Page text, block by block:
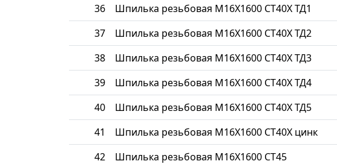
36 Шпилька резьбовая М16Х1600 СТ40Х ТД1
37 Шпилька резьбовая М16Х1600 СТ40Х ТД2
38 Шпилька резьбовая М16Х1600 СТ40Х ТД3
39 Шпилька резьбовая М16Х1600 СТ40Х ТД4
40 Шпилька резьбовая М16Х1600 СТ40Х ТД5
41 Шпилька резьбовая М16Х1600 СТ40Х цинк
42 Шпилька резьбовая М16Х1600 СТ45